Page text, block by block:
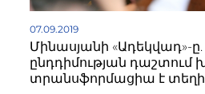
07.09.2019
Մինասյանի «Ադեկվադ»-ը.
ընդդիմության դաշտում
տրանսֆորմացիա է տեղի